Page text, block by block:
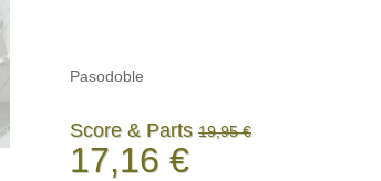
Pasodoble
Score & Parts 19,95 €
17,16 €